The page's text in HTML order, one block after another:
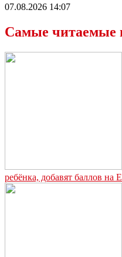
07.08.2026 14:07
Самые читаемые
ребёнка, добавят баллов на